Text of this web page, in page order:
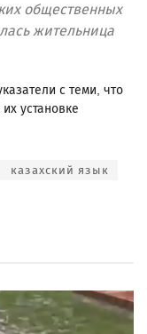
общественных
жительница
с теми, что
установке
казахский язык